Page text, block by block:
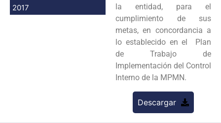
2017
la entidad, para el
cumplimiento de sus
metas, en concordancia a
lo establecido en el Plan
de Trabajo de
Implementación del Control
Interno de la MPMN.
Descargar